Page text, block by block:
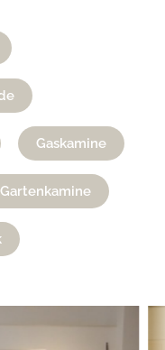
Gaskamine
Gartenkamine